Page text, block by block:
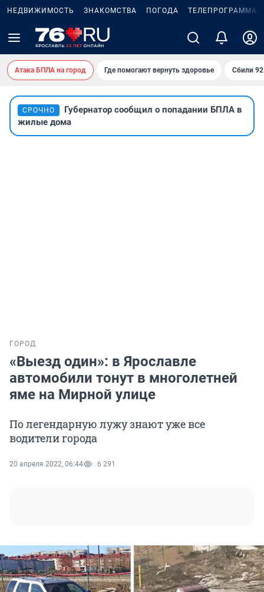
НЕДВИЖИМОСТЬ ЗНАКОМСТВА ПОГОДА ТЕЛЕПРОГРАММА
Атака БПЛА на город Где помогают вернуть здоровье Сбили
СРОЧНО
Губернатор сообщил о попадании БПЛА в
жилые дома
ГОРОД
«Выезд один»: в Ярославле
автомобили тонут в многолетней
яме на Мирной улице
По легендарную лужу знают уже все
водители города
20 апреля 2022, 06:44 6 291